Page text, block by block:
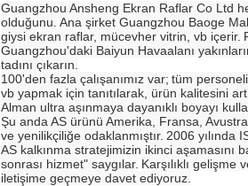
Guangzhou Ansheng Ekran Raflar Co Ltd
olduğunu. Ana şirket Guangzhou Baoge
giysi ekran raflar, mücevher vitrin, vb içerir.
Guangzhou'daki Baiyun Havaalanı
tadını çıkarın.
100'den fazla çalışanımız var; tüm
vb yapmak için tanıtılarak, ürün kalitesini
Alman ultra aşınmaya dayanıklı boyayı
Şu anda AS ürünü Amerika, Fransa,
ve yenilikçiliğe odaklanmıştır. 2006 yılında
AS kalkınma stratejimizin ikinci aşamasını
sonrası hizmet" saygılar. Karşılıklı
iletişime geçmeye davet ediyoruz.